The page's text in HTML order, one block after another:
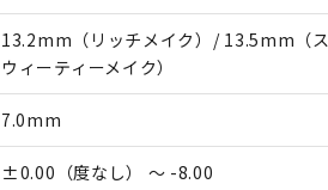
13.2mm（リッチメイク）/ 13.5mm（ス
ウィーティーメイク）
7.0mm
±0.00（度なし） ～ -8.00